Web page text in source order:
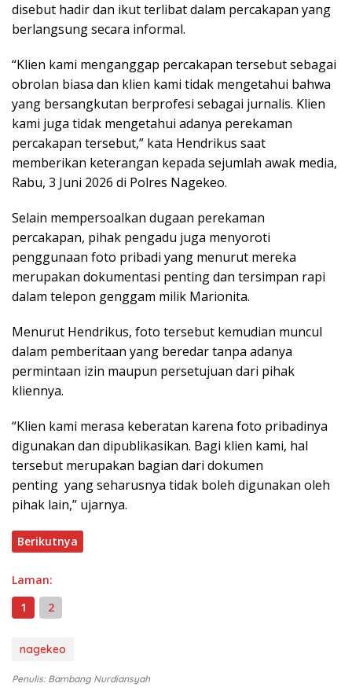
disebut hadir dan ikut terlibat dalam percakapan yang
berlangsung secara informal.
“Klien kami menganggap percakapan tersebut sebagai
obrolan biasa dan klien kami tidak mengetahui bahwa
yang bersangkutan berprofesi sebagai jurnalis. Klien
kami juga tidak mengetahui adanya perekaman
percakapan tersebut,” kata Hendrikus saat
memberikan keterangan kepada sejumlah awak media,
Rabu, 3 Juni 2026 di Polres Nagekeo.
Selain mempersoalkan dugaan perekaman
percakapan, pihak pengadu juga menyoroti
penggunaan foto pribadi yang menurut mereka
merupakan dokumentasi penting dan tersimpan rapi
dalam telepon genggam milik Marionita.
Menurut Hendrikus, foto tersebut kemudian muncul
dalam pemberitaan yang beredar tanpa adanya
permintaan izin maupun persetujuan dari pihak
kliennya.
“Klien kami merasa keberatan karena foto pribadinya
digunakan dan dipublikasikan. Bagi klien kami, hal
tersebut merupakan bagian dari dokumen
penting yang seharusnya tidak boleh digunakan oleh
pihak lain,” ujarnya.
Berikutnya
Laman:
1
2
nagekeo
Penulis: Bambang Nurdiansyah